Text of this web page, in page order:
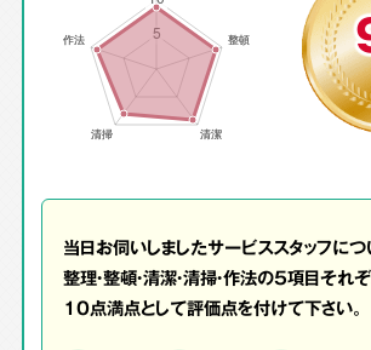
当日お伺いしましたサービススタッフにつ
整理・整頓・清潔・清掃・作法の5項目それ
10点満点として評価点を付けて下さい。